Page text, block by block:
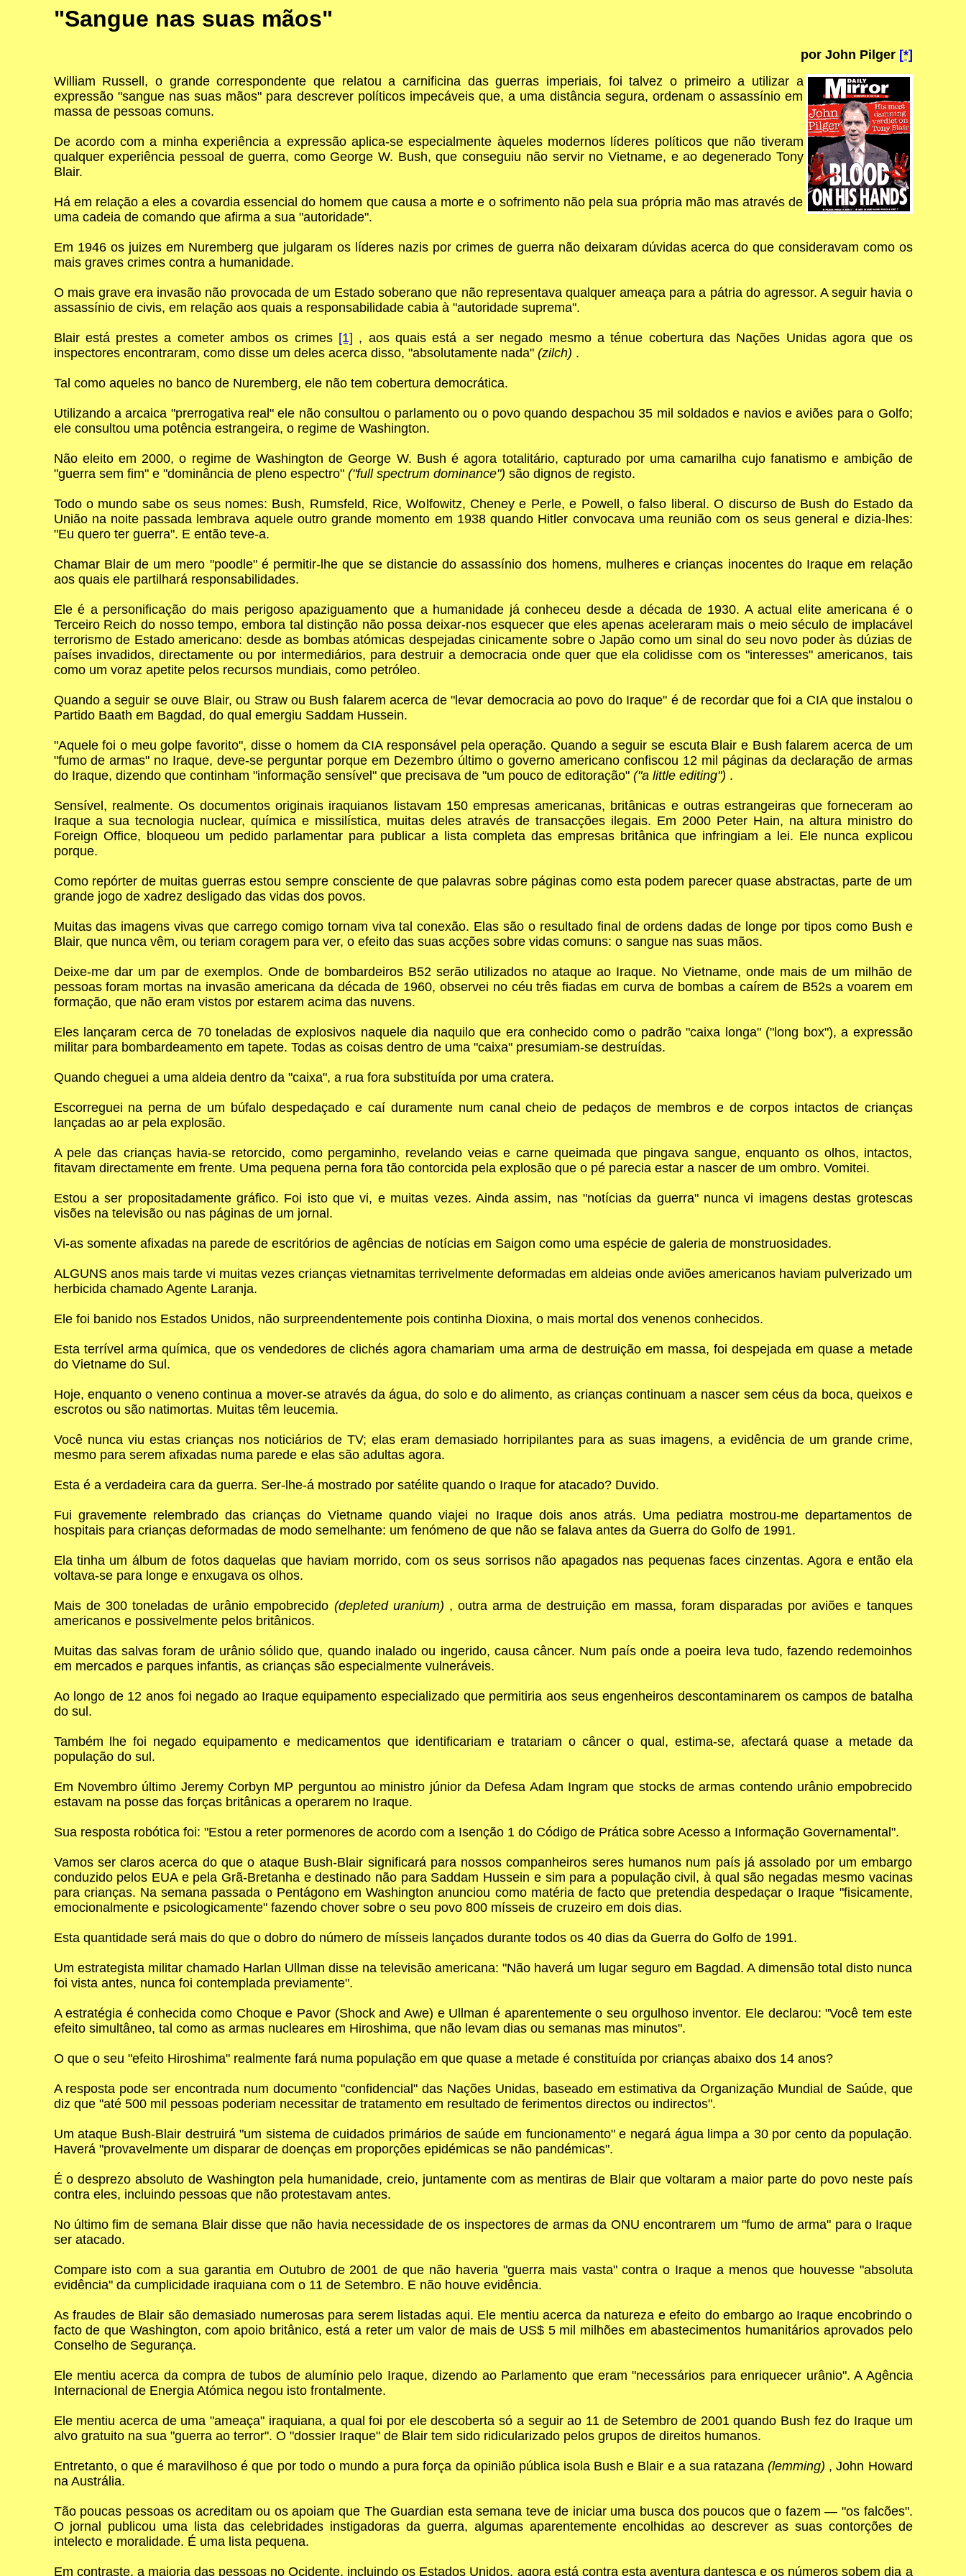
"Sangue nas suas mãos"
por John Pilger [*]
William Russell, o grande correspondente que relatou a carnificina das guerras imperiais, foi talvez o primeiro a utilizar a
expressão "sangue nas suas mãos" para descrever políticos impecáveis que, a uma distância segura, ordenam o assassínio em
massa de pessoas comuns.
De acordo com a minha experiência a expressão aplica-se especialmente àqueles modernos líderes políticos que não tiveram
qualquer experiência pessoal de guerra, como George W. Bush, que conseguiu não servir no Vietname, e ao degenerado Tony
Blair.
Há em relação a eles a covardia essencial do homem que causa a morte e o sofrimento não pela sua própria mão mas através de
uma cadeia de comando que afirma a sua "autoridade".
Em 1946 os juizes em Nuremberg que julgaram os líderes nazis por crimes de guerra não deixaram dúvidas acerca do que consideravam como os
mais graves crimes contra a humanidade.
O mais grave era invasão não provocada de um Estado soberano que não representava qualquer ameaça para a pátria do agressor. A seguir havia o
assassínio de civis, em relação aos quais a responsabilidade cabia à "autoridade suprema".
Blair está prestes a cometer ambos os crimes [1] , aos quais está a ser negado mesmo a ténue cobertura das Nações Unidas agora que os
inspectores encontraram, como disse um deles acerca disso, "absolutamente nada" (zilch) .
Tal como aqueles no banco de Nuremberg, ele não tem cobertura democrática.
Utilizando a arcaica "prerrogativa real" ele não consultou o parlamento ou o povo quando despachou 35 mil soldados e navios e aviões para o Golfo;
ele consultou uma potência estrangeira, o regime de Washington.
Não eleito em 2000, o regime de Washington de George W. Bush é agora totalitário, capturado por uma camarilha cujo fanatismo e ambição de
"guerra sem fim" e "dominância de pleno espectro" ("full spectrum dominance") são dignos de registo.
Todo o mundo sabe os seus nomes: Bush, Rumsfeld, Rice, Wolfowitz, Cheney e Perle, e Powell, o falso liberal. O discurso de Bush do Estado da
União na noite passada lembrava aquele outro grande momento em 1938 quando Hitler convocava uma reunião com os seus general e dizia-lhes:
"Eu quero ter guerra". E então teve-a.
Chamar Blair de um mero "poodle" é permitir-lhe que se distancie do assassínio dos homens, mulheres e crianças inocentes do Iraque em relação
aos quais ele partilhará responsabilidades.
Ele é a personificação do mais perigoso apaziguamento que a humanidade já conheceu desde a década de 1930. A actual elite americana é o
Terceiro Reich do nosso tempo, embora tal distinção não possa deixar-nos esquecer que eles apenas aceleraram mais o meio século de implacável
terrorismo de Estado americano: desde as bombas atómicas despejadas cinicamente sobre o Japão como um sinal do seu novo poder às dúzias de
países invadidos, directamente ou por intermediários, para destruir a democracia onde quer que ela colidisse com os "interesses" americanos, tais
como um voraz apetite pelos recursos mundiais, como petróleo.
Quando a seguir se ouve Blair, ou Straw ou Bush falarem acerca de "levar democracia ao povo do Iraque" é de recordar que foi a CIA que instalou o
Partido Baath em Bagdad, do qual emergiu Saddam Hussein.
"Aquele foi o meu golpe favorito", disse o homem da CIA responsável pela operação. Quando a seguir se escuta Blair e Bush falarem acerca de um
"fumo de armas" no Iraque, deve-se perguntar porque em Dezembro último o governo americano confiscou 12 mil páginas da declaração de armas
do Iraque, dizendo que continham "informação sensível" que precisava de "um pouco de editoração" ("a little editing") .
Sensível, realmente. Os documentos originais iraquianos listavam 150 empresas americanas, britânicas e outras estrangeiras que forneceram ao
Iraque a sua tecnologia nuclear, química e missilística, muitas deles através de transacções ilegais. Em 2000 Peter Hain, na altura ministro do
Foreign Office, bloqueou um pedido parlamentar para publicar a lista completa das empresas britânica que infringiam a lei. Ele nunca explicou
porque.
Como repórter de muitas guerras estou sempre consciente de que palavras sobre páginas como esta podem parecer quase abstractas, parte de um
grande jogo de xadrez desligado das vidas dos povos.
Muitas das imagens vivas que carrego comigo tornam viva tal conexão. Elas são o resultado final de ordens dadas de longe por tipos como Bush e
Blair, que nunca vêm, ou teriam coragem para ver, o efeito das suas acções sobre vidas comuns: o sangue nas suas mãos.
Deixe-me dar um par de exemplos. Onde de bombardeiros B52 serão utilizados no ataque ao Iraque. No Vietname, onde mais de um milhão de
pessoas foram mortas na invasão americana da década de 1960, observei no céu três fiadas em curva de bombas a caírem de B52s a voarem em
formação, que não eram vistos por estarem acima das nuvens.
Eles lançaram cerca de 70 toneladas de explosivos naquele dia naquilo que era conhecido como o padrão "caixa longa" ("long box"), a expressão
militar para bombardeamento em tapete. Todas as coisas dentro de uma "caixa" presumiam-se destruídas.
Quando cheguei a uma aldeia dentro da "caixa", a rua fora substituída por uma cratera.
Escorreguei na perna de um búfalo despedaçado e caí duramente num canal cheio de pedaços de membros e de corpos intactos de crianças
lançadas ao ar pela explosão.
A pele das crianças havia-se retorcido, como pergaminho, revelando veias e carne queimada que pingava sangue, enquanto os olhos, intactos,
fitavam directamente em frente. Uma pequena perna fora tão contorcida pela explosão que o pé parecia estar a nascer de um ombro. Vomitei.
Estou a ser propositadamente gráfico. Foi isto que vi, e muitas vezes. Ainda assim, nas "notícias da guerra" nunca vi imagens destas grotescas
visões na televisão ou nas páginas de um jornal.
Vi-as somente afixadas na parede de escritórios de agências de notícias em Saigon como uma espécie de galeria de monstruosidades.
ALGUNS anos mais tarde vi muitas vezes crianças vietnamitas terrivelmente deformadas em aldeias onde aviões americanos haviam pulverizado um
herbicida chamado Agente Laranja.
Ele foi banido nos Estados Unidos, não surpreendentemente pois continha Dioxina, o mais mortal dos venenos conhecidos.
Esta terrível arma química, que os vendedores de clichés agora chamariam uma arma de destruição em massa, foi despejada em quase a metade
do Vietname do Sul.
Hoje, enquanto o veneno continua a mover-se através da água, do solo e do alimento, as crianças continuam a nascer sem céus da boca, queixos e
escrotos ou são natimortas. Muitas têm leucemia.
Você nunca viu estas crianças nos noticiários de TV; elas eram demasiado horripilantes para as suas imagens, a evidência de um grande crime,
mesmo para serem afixadas numa parede e elas são adultas agora.
Esta é a verdadeira cara da guerra. Ser-lhe-á mostrado por satélite quando o Iraque for atacado? Duvido.
Fui gravemente relembrado das crianças do Vietname quando viajei no Iraque dois anos atrás. Uma pediatra mostrou-me departamentos de
hospitais para crianças deformadas de modo semelhante: um fenómeno de que não se falava antes da Guerra do Golfo de 1991.
Ela tinha um álbum de fotos daquelas que haviam morrido, com os seus sorrisos não apagados nas pequenas faces cinzentas. Agora e então ela
voltava-se para longe e enxugava os olhos.
Mais de 300 toneladas de urânio empobrecido (depleted uranium) , outra arma de destruição em massa, foram disparadas por aviões e tanques
americanos e possivelmente pelos britânicos.
Muitas das salvas foram de urânio sólido que, quando inalado ou ingerido, causa câncer. Num país onde a poeira leva tudo, fazendo redemoinhos
em mercados e parques infantis, as crianças são especialmente vulneráveis.
Ao longo de 12 anos foi negado ao Iraque equipamento especializado que permitiria aos seus engenheiros descontaminarem os campos de batalha
do sul.
Também lhe foi negado equipamento e medicamentos que identificariam e tratariam o câncer o qual, estima-se, afectará quase a metade da
população do sul.
Em Novembro último Jeremy Corbyn MP perguntou ao ministro júnior da Defesa Adam Ingram que stocks de armas contendo urânio empobrecido
estavam na posse das forças britânicas a operarem no Iraque.
Sua resposta robótica foi: "Estou a reter pormenores de acordo com a Isenção 1 do Código de Prática sobre Acesso a Informação Governamental".
Vamos ser claros acerca do que o ataque Bush-Blair significará para nossos companheiros seres humanos num país já assolado por um embargo
conduzido pelos EUA e pela Grã-Bretanha e destinado não para Saddam Hussein e sim para a população civil, à qual são negadas mesmo vacinas
para crianças. Na semana passada o Pentágono em Washington anunciou como matéria de facto que pretendia despedaçar o Iraque "fisicamente,
emocionalmente e psicologicamente" fazendo chover sobre o seu povo 800 mísseis de cruzeiro em dois dias.
Esta quantidade será mais do que o dobro do número de mísseis lançados durante todos os 40 dias da Guerra do Golfo de 1991.
Um estrategista militar chamado Harlan Ullman disse na televisão americana: "Não haverá um lugar seguro em Bagdad. A dimensão total disto nunca
foi vista antes, nunca foi contemplada previamente".
A estratégia é conhecida como Choque e Pavor (Shock and Awe) e Ullman é aparentemente o seu orgulhoso inventor. Ele declarou: "Você tem este
efeito simultâneo, tal como as armas nucleares em Hiroshima, que não levam dias ou semanas mas minutos".
O que o seu "efeito Hiroshima" realmente fará numa população em que quase a metade é constituída por crianças abaixo dos 14 anos?
A resposta pode ser encontrada num documento "confidencial" das Nações Unidas, baseado em estimativa da Organização Mundial de Saúde, que
diz que "até 500 mil pessoas poderiam necessitar de tratamento em resultado de ferimentos directos ou indirectos".
Um ataque Bush-Blair destruirá "um sistema de cuidados primários de saúde em funcionamento" e negará água limpa a 30 por cento da população.
Haverá "provavelmente um disparar de doenças em proporções epidémicas se não pandémicas".
É o desprezo absoluto de Washington pela humanidade, creio, juntamente com as mentiras de Blair que voltaram a maior parte do povo neste país
contra eles, incluindo pessoas que não protestavam antes.
No último fim de semana Blair disse que não havia necessidade de os inspectores de armas da ONU encontrarem um "fumo de arma" para o Iraque
ser atacado.
Compare isto com a sua garantia em Outubro de 2001 de que não haveria "guerra mais vasta" contra o Iraque a menos que houvesse "absoluta
evidência" da cumplicidade iraquiana com o 11 de Setembro. E não houve evidência.
As fraudes de Blair são demasiado numerosas para serem listadas aqui. Ele mentiu acerca da natureza e efeito do embargo ao Iraque encobrindo o
facto de que Washington, com apoio britânico, está a reter um valor de mais de US$ 5 mil milhões em abastecimentos humanitários aprovados pelo
Conselho de Segurança.
Ele mentiu acerca da compra de tubos de alumínio pelo Iraque, dizendo ao Parlamento que eram "necessários para enriquecer urânio". A Agência
Internacional de Energia Atómica negou isto frontalmente.
Ele mentiu acerca de uma "ameaça" iraquiana, a qual foi por ele descoberta só a seguir ao 11 de Setembro de 2001 quando Bush fez do Iraque um
alvo gratuito na sua "guerra ao terror". O "dossier Iraque" de Blair tem sido ridicularizado pelos grupos de direitos humanos.
Entretanto, o que é maravilhoso é que por todo o mundo a pura força da opinião pública isola Bush e Blair e a sua ratazana(lemming) , John Howard
na Austrália.
Tão poucas pessoas os acreditam ou os apoiam que The Guardian esta semana teve de iniciar uma busca dos poucos que o fazem — "os falcões".
O jornal publicou uma lista das celebridades instigadoras da guerra, algumas aparentemente encolhidas ao descrever as suas contorções de
intelecto e moralidade. É uma lista pequena.
Em contraste, a maioria das pessoas no Ocidente, incluindo os Estados Unidos, agora está contra esta aventura dantesca e os números sobem dia a